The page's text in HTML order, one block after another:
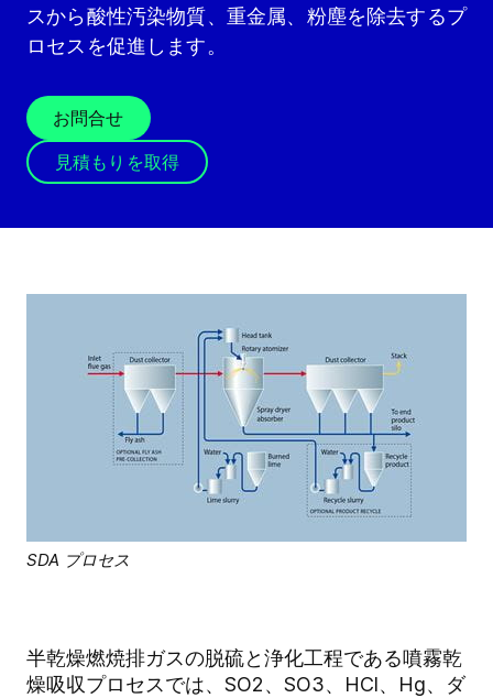
スから酸性汚染物質、重金属、粉塵を除去するプ
ロセスを促進します。
お問合せ
見積もりを取得
SDA プロセス
半乾燥燃焼排ガスの脱硫と浄化工程である噴霧乾
燥吸収プロセスでは、SO2、SO3、HCl、Hg、ダ